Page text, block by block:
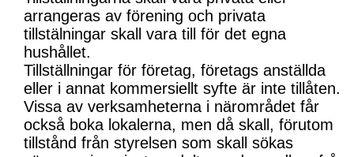
arrangeras av förening och privata
tillstälningar skall vara till för det egna
hushållet.
Tillställningar för företag, företags anställda
eller i annat kommersiellt syfte är inte tillåten.
Vissa av verksamheterna i närområdet får
också boka lokalerna, men då skall, förutom
tillstånd från styrelsen som skall sökas